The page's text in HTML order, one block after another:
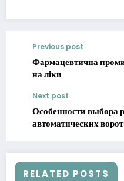
Previous post
Фармацевтична
на ліки
Next post
Особенности выбора
автоматических ворот
RELATED POSTS